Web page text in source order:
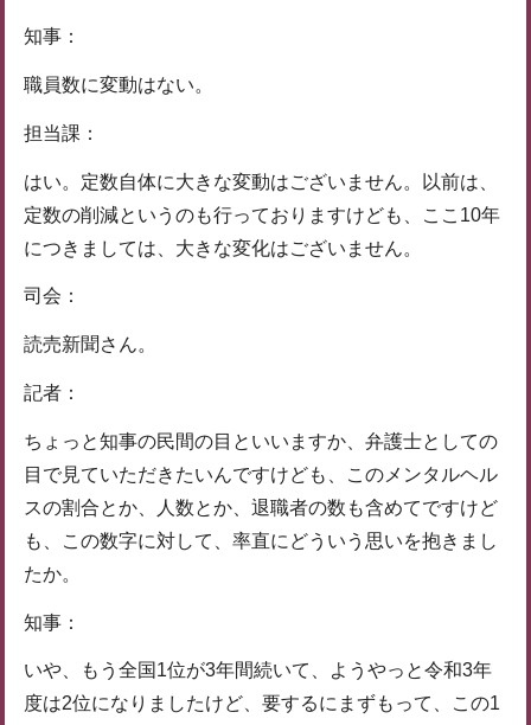
知事：
職員数に変動はない。
担当課：
はい。定数自体に大きな変動はございません。以前は、
定数の削減というのも行っておりますけども、ここ10年
につきましては、大きな変化はございません。
司会：
読売新聞さん。
記者：
ちょっと知事の民間の目といいますか、弁護士としての
目で見ていただきたいんですけども、このメンタルヘル
スの割合とか、人数とか、退職者の数も含めてですけど
も、この数字に対して、率直にどういう思いを抱きまし
たか。
知事：
いや、もう全国1位が3年間続いて、ようやっと令和3年
度は2位になりましたけど、要するにまずもって、この1